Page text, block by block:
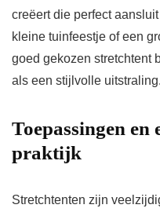
creëert die perfect
kleine tuinfeestje of een
goed gekozen stretchtent
als een stijlvolle uitstraling.
Toepassingen en
praktijk
Stretchtenten zijn